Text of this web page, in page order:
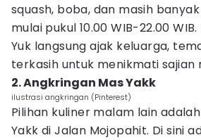
squash, boba, dan masih
mulai pukul 10.00 WIB-22.00
Yuk langsung ajak keluarga,
terkasih untuk menikmati sajian
2. Angkringan Mas Yakk
ilustrasi angkringan (Pinterest)
Pilihan kuliner malam lain
Yakk di Jalan Mojopahit. Di sini